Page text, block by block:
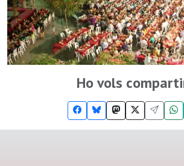
Ho vols